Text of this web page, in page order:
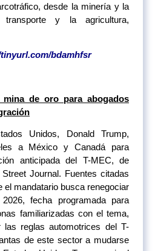
desde la minería y la
y la agricultura,
bdamhfsr
mina de oro para abogados
Unidos, Donald Trump,
a México y Canadá para
anticipada del T-MEC, de
Journal. Fuentes citadas
el mandatario busca renegociar
fecha programada para
familiarizadas con el tema,
las reglas automotrices del T-
de este sector a mudarse